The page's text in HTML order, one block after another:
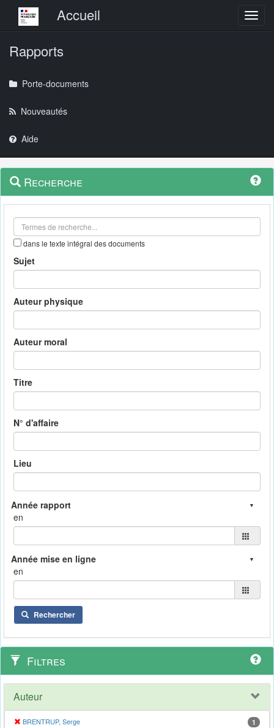
Menu principalAccueil
Rapports
Porte-documents
Nouveautés
Aide
Navigation
outils
Menu
contextuel
Recherche
dans le texte intégral des documents
Sujet
Auteur physique
Auteur moral
Titre
N° d'affaire
Lieu
en
en
Rechercher
Filtres
Auteur
BRENTRUP, Serge 1